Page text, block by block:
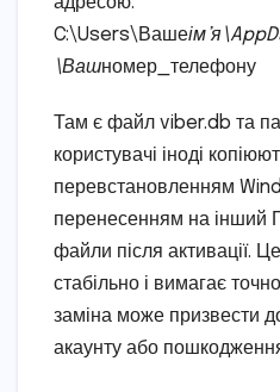
C:\Users\Ваше
\Вашномер_телефону
Там є файл viber.db та
користувачі іноді
перевстановленням
перенесенням на інший
файли після активації.
стабільно і вимагає
заміна може призвести
акаунту або